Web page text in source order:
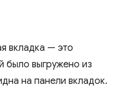
вкладка — это
было выгружено из
на панели вкладок.